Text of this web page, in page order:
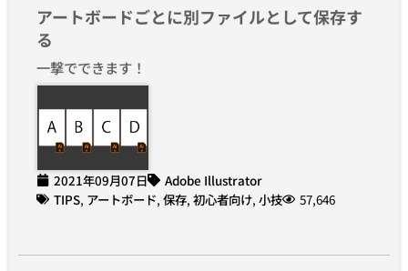
アートボードごとに別ファイルとして保存す
る
一撃でできます！
2021年09月07日
Adobe Illustrator
TIPS, アートボード, 保存, 初心者向け, 小技 57,646